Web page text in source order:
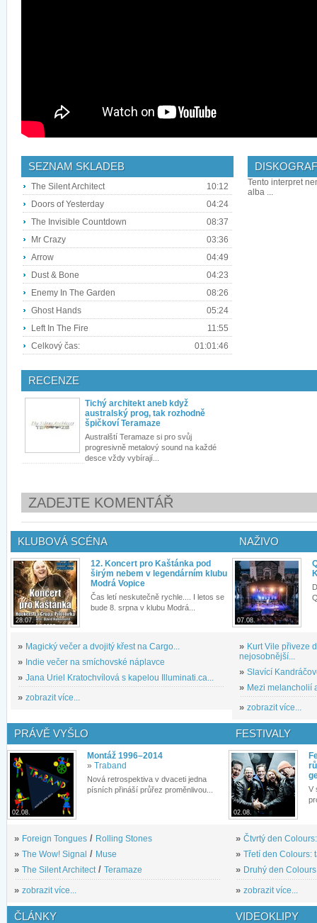
SEZNAM SKLADEB
The Silent Architect
10:12
Doors of Yesterday
04:24
The Invisible Countdown
08:37
Mr Crazy
03:36
Arrow
04:49
Dust & Bone
04:23
Enemy In The Garden
08:26
Ghost Hands
05:24
Left In The Fire
11:55
Celkový čas:
01:01:46
Tento interpret
alba ...
RECENZE
Tichý architekt aneb když
australský prog, tak rozhodně
špičkoví Teramaze
Australští Teramaze si pro svůj
progresivně metalový sound na každé
desce vždy vybírají...
ZADEJTE KOMENTÁŘ
KLUBOVÁ SCÉNA
28.07.
12. Koncert pro Kaštánka pod
širým nebem v legendárním klubu
Modrá Vopice
Čas letí neskutečně rychle.... I letos se
bude 8. srpna v klubu Modrá...
» Magický večer a dvojitý křest na Cargo...
» Indie večer na smíchovské náplavce
» Jana Uriel Kratochvílová s kapelou Illuminati.ca...
» zobrazit více...
NAŽIVO
07.08.
» Kurt Vile přiveze
nejosobnější...
» Slavící
» Mezi melancholií
» zobrazit více...
PRÁVĚ VYŠLO
02.08.
Montáž 1996–2014
» Traband
Nová retrospektiva v dvaceti jedna
písních přináší průřez proměnlivou...
» Foreign Tongues / Rolling Stones
» The Wow! Signal / Muse
» The Silent Architect/ Teramaze
» zobrazit více...
FESTIVALY
02.08.
V
» Čtvrtý den
» Třetí den Colours:
» Druhý den
» zobrazit více...
ČLÁNKY VIDEOKLIPY